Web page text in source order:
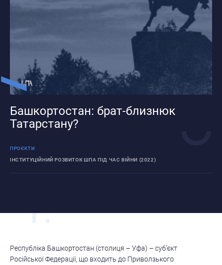
Башкортостан: брат-близнюк
Татарстану?
ПРОЄКТИ
ІНСТИТУЦІЙНИЙ РОЗВИТОК ШПА ПІД ЧАС ВІЙНИ (2022)
Республіка Башкортостан (столиця – Уфа) – суб’єкт
Російської Федерації, що входить до Приволзького